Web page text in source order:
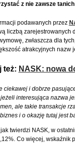
z nie zawsze
podawanych przez
liczbą zarejestrowanych
zwłaszcza dla
atrakcyjnych nazw
też: NASK: nowa
ciekawej i dobrze
interesująca nazwa
ale takie transakcje
i o okazję tutaj jest
twierdzi NASK, w
Co więcej, wskaźnik